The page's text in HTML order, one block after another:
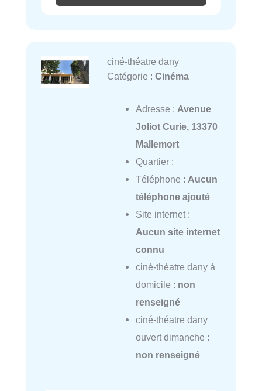
ciné-théatre dany
Catégorie : Cinéma
Adresse : Avenue
Joliot Curie, 13370
Mallemort
Quartier :
Téléphone : Aucun
téléphone ajouté
Site internet :
Aucun site internet
connu
ciné-théatre dany à
domicile : non
renseigné
ciné-théatre dany
ouvert dimanche :
non renseigné